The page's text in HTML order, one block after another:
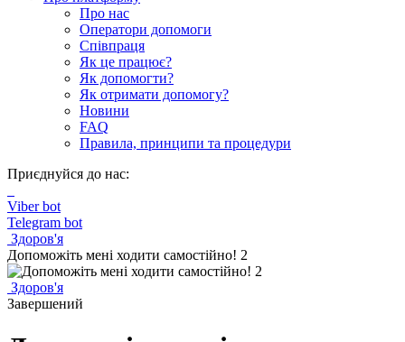
Про нас
Оператори допомоги
Співпраця
Як це працює?
Як допомогти?
Як отримати допомогу?
Новини
FAQ
Правила, принципи та процедури
Приєднуйся до нас:
Viber bot
Telegram bot
Здоров'я
Допоможіть мені ходити самостійно! 2
Здоров'я
Завершений